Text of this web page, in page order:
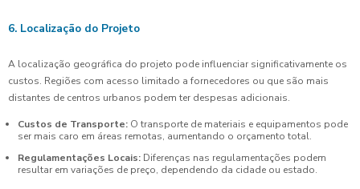
6. Localização do Projeto
A localização geográfica do projeto pode influenciar significativamente os
custos. Regiões com acesso limitado a fornecedores ou que são mais
distantes de centros urbanos podem ter despesas adicionais.
Custos de Transporte: O transporte de materiais e equipamentos pode
ser mais caro em áreas remotas, aumentando o orçamento total.
Regulamentações Locais: Diferenças nas regulamentações podem
resultar em variações de preço, dependendo da cidade ou estado.